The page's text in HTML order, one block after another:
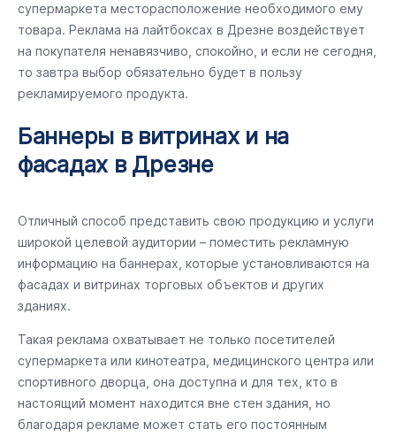
супермаркета месторасположение необходимого ему
товара. Реклама на лайтбоксах в Дрезне воздействует
на покупателя ненавязчиво, спокойно, и если не сегодня,
то завтра выбор обязательно будет в пользу
рекламируемого продукта.
Баннеры в витринах и на
фасадах в Дрезне
Отличный способ представить свою продукцию и услуги
широкой целевой аудитории – поместить рекламную
информацию на баннерах, которые установливаются на
фасадах и витринах торговых объектов и других
зданиях.
Такая реклама охватывает не только посетителей
супермаркета или кинотеатра, медицинского центра или
спортивного дворца, она доступна и для тех, кто в
настоящий момент находится вне стен здания, но
благодаря рекламе может стать его постоянным